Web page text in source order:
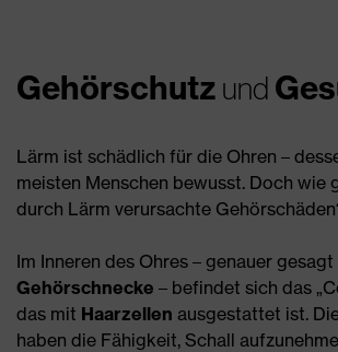
Gehörschutz und
Lärm ist schädlich für die Ohren –
meisten Menschen bewusst. Doch wie
durch Lärm verursachte
Im Inneren des Ohres – genauer
Gehörschnecke – befindet sich das
das mit Haarzellen ausgestattet ist.
haben die Fähigkeit, Schall